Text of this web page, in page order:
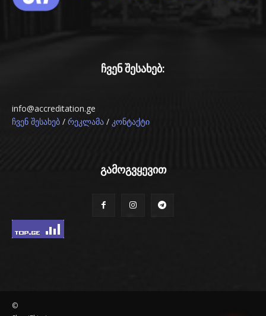
ჩვენ შესახებ:
info@accreditation.ge
ჩვენ შესახებ / რეკლამა / კონტაქტი
გამოგვყევით
©